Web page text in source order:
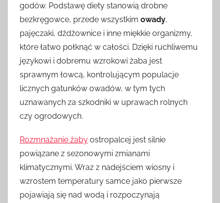
godów. Podstawę diety stanowią drobne
bezkręgowce, przede wszystkim owady,
pajęczaki, dżdżownice i inne miękkie organizmy,
które łatwo połknąć w całości. Dzięki ruchliwemu
językowi i dobremu wzrokowi żaba jest
sprawnym łowcą, kontrolującym populacje
licznych gatunków owadów, w tym tych
uznawanych za szkodniki w uprawach rolnych
czy ogrodowych.
Rozmnażanie żaby ostropalcej jest silnie
powiązane z sezonowymi zmianami
klimatycznymi. Wraz z nadejściem wiosny i
wzrostem temperatury samce jako pierwsze
pojawiają się nad wodą i rozpoczynają